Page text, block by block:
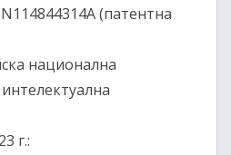
(патентна
национална
г.: